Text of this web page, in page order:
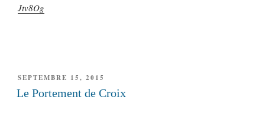
Jtv8Og
PUBLIÉ
LE
SEPTEMBRE 15, 2015
Le Portement de Croix